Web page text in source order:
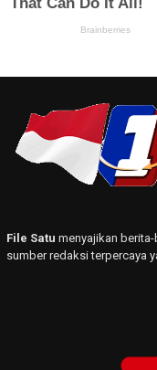
File Satu menyajikan
sumber redaksi terpercaya